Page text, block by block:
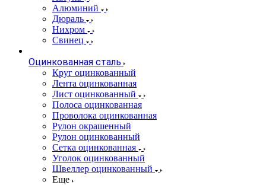
Алюминий
Дюраль
Нихром
Свинец
Оцинкованная сталь
Круг оцинкованный
Лента оцинкованная
Лист оцинкованный
Полоса оцинкованная
Проволока оцинкованная
Рулон окрашенный
Рулон оцинкованный
Сетка оцинкованная
Уголок оцинкованный
Швеллер оцинкованный
Еще